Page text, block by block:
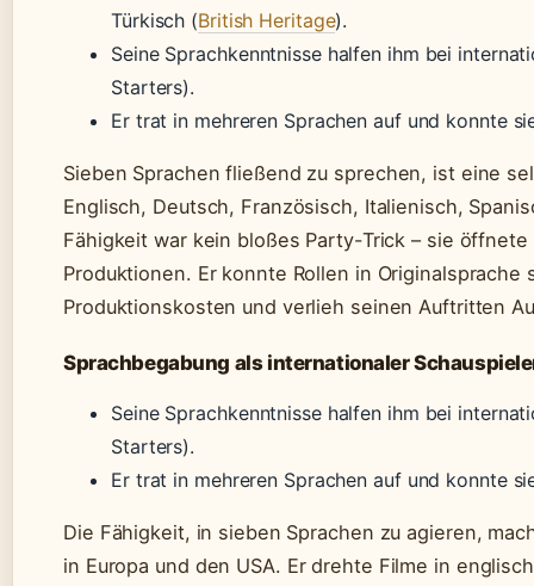
Türkisch (British Heritage).
Seine Sprachkenntnisse halfen ihm bei
Starters).
Er trat in mehreren Sprachen auf und konnte
Sieben Sprachen fließend zu sprechen, ist eine
Englisch, Deutsch, Französisch, Italienisch,
Fähigkeit war kein bloßes Party-Trick – sie
Produktionen. Er konnte Rollen in
Produktionskosten und verlieh seinen Auftritten
Sprachbegabung als internationaler
Seine Sprachkenntnisse halfen ihm bei
Starters).
Er trat in mehreren Sprachen auf und konnte
Die Fähigkeit, in sieben Sprachen zu agieren,
in Europa und den USA. Er drehte Filme in